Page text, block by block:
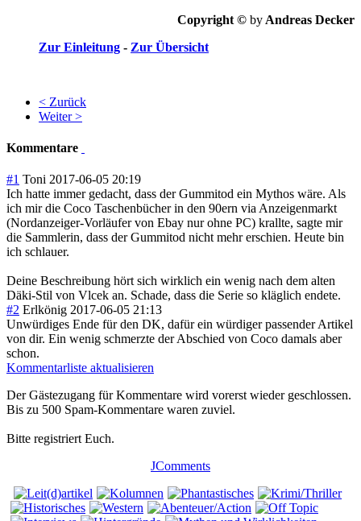
Copyright © by Andreas Decker
Zur Einleitung - Zur Übersicht
< Zurück
Weiter >
Kommentare
#1 Toni 2017-06-05 20:19
Ich hatte immer gedacht, dass der Gummitod ein Mythos wäre. Als
ich mir die Coco Taschenbücher in den 90ern via Anzeigenmarkt
(Nordanzeiger-Vorläufer von Ebay nur ohne PC) krallte, sagte mir
die Sammlerin, dass der Gummitod nicht mehr erschien. Heute bin
ich schlauer.
Deine Beschreibung hört sich wirklich ein wenig nach dem alten
Däki-Stil von Vlcek an. Schade, dass die Serie so kläglich endete.
#2 Erlkönig 2017-06-05 21:13
Unwürdiges Ende für den DK, dafür ein würdiger passender Artikel
von dir. Ein wenig schmerzte der Abschied von Coco damals aber
schon.
Kommentarliste aktualisieren
Der Gästezugang für Kommentare wird vorerst wieder geschlossen.
Bis zu 500 Spam-Kommentare waren zuviel.
Bitte registriert Euch.
JComments